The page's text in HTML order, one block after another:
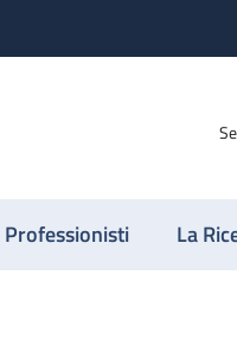
Professionisti La